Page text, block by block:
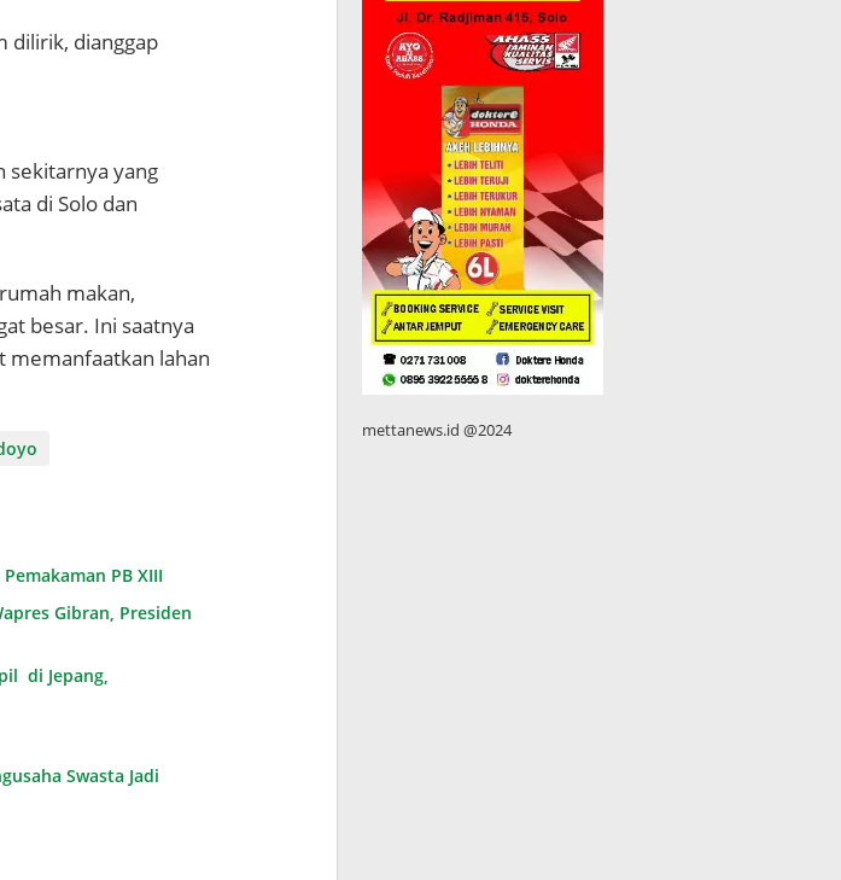
dilirik, dianggap
sekitarnya yang
di Solo dan
makan,
besar. Ini saatnya
memanfaatkan lahan
PB XIII
Gibran, Presiden
di Jepang,
Swasta Jadi
mettanews.id @2024